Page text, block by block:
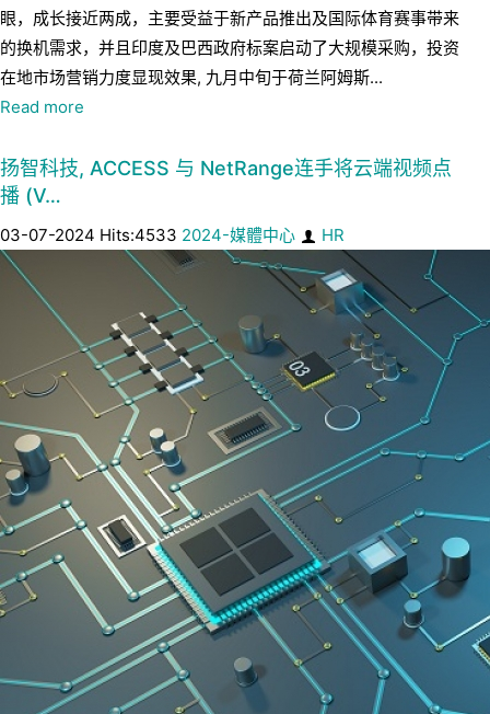
眼，成长接近两成，主要受益于新产品推出及国际体育赛事带来
的换机需求，并且印度及巴西政府标案启动了大规模采购，投资
在地市场营销力度显现效果, 九月中旬于荷兰阿姆斯...
Read more
扬智科技, ACCESS 与 NetRange连手将云端视频点
播 (V…
03-07-2024 Hits:4533 2024-媒體中心 HR